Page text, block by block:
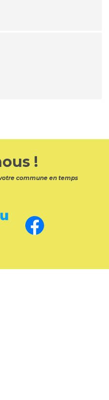
!
commune en temps